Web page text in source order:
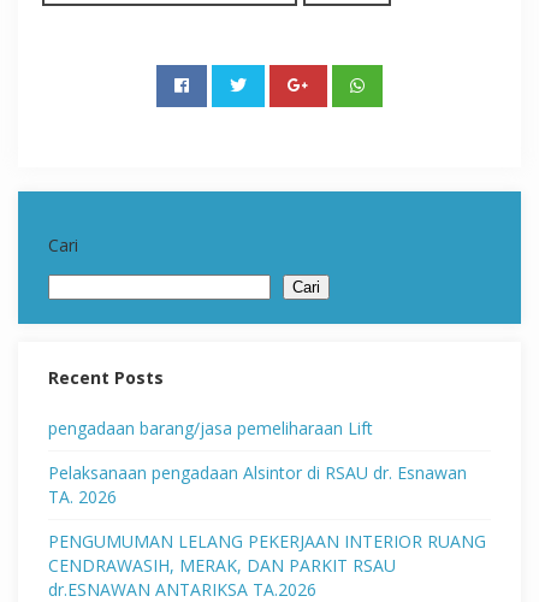
Cari
Cari
Recent Posts
pengadaan barang/jasa pemeliharaan Lift
Pelaksanaan pengadaan Alsintor di RSAU dr. Esnawan
TA. 2026
PENGUMUMAN LELANG PEKERJAAN INTERIOR RUANG
CENDRAWASIH, MERAK, DAN PARKIT RSAU
dr.ESNAWAN ANTARIKSA TA.2026